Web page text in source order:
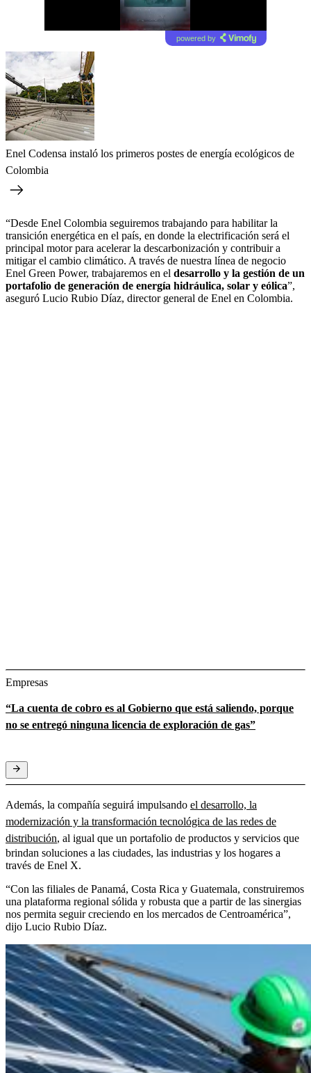
powered by
Enel Codensa instaló los primeros postes de energía ecológicos de
Colombia
“Desde Enel Colombia seguiremos trabajando para habilitar la
transición energética en el país, en donde la electrificación será el
principal motor para acelerar la descarbonización y contribuir a
mitigar el cambio climático. A través de nuestra línea de negocio
Enel Green Power, trabajaremos en el desarrollo y la gestión de un
portafolio de generación de energía hidráulica, solar y eólica”,
aseguró Lucio Rubio Díaz, director general de Enel en Colombia.
Empresas
“La cuenta de cobro es al Gobierno que está saliendo, porque
no se entregó ninguna licencia de exploración de gas”
Además, la compañía seguirá impulsando el desarrollo, la
modernización y la transformación tecnológica de las redes de
distribución, al igual que un portafolio de productos y servicios que
brindan soluciones a las ciudades, las industrias y los hogares a
través de Enel X.
“Con las filiales de Panamá, Costa Rica y Guatemala, construiremos
una plataforma regional sólida y robusta que a partir de las sinergias
nos permita seguir creciendo en los mercados de Centroamérica”,
dijo Lucio Rubio Díaz.